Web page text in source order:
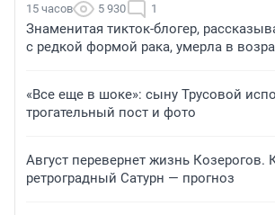
15 часов 5 930 1
Знаменитая тикток-блогер,
с редкой формой рака, умерла в
«Все еще в шоке»: сыну Трусовой
трогательный пост и фото
Август перевернет жизнь Козерогов.
ретроградный Сатурн — прогноз